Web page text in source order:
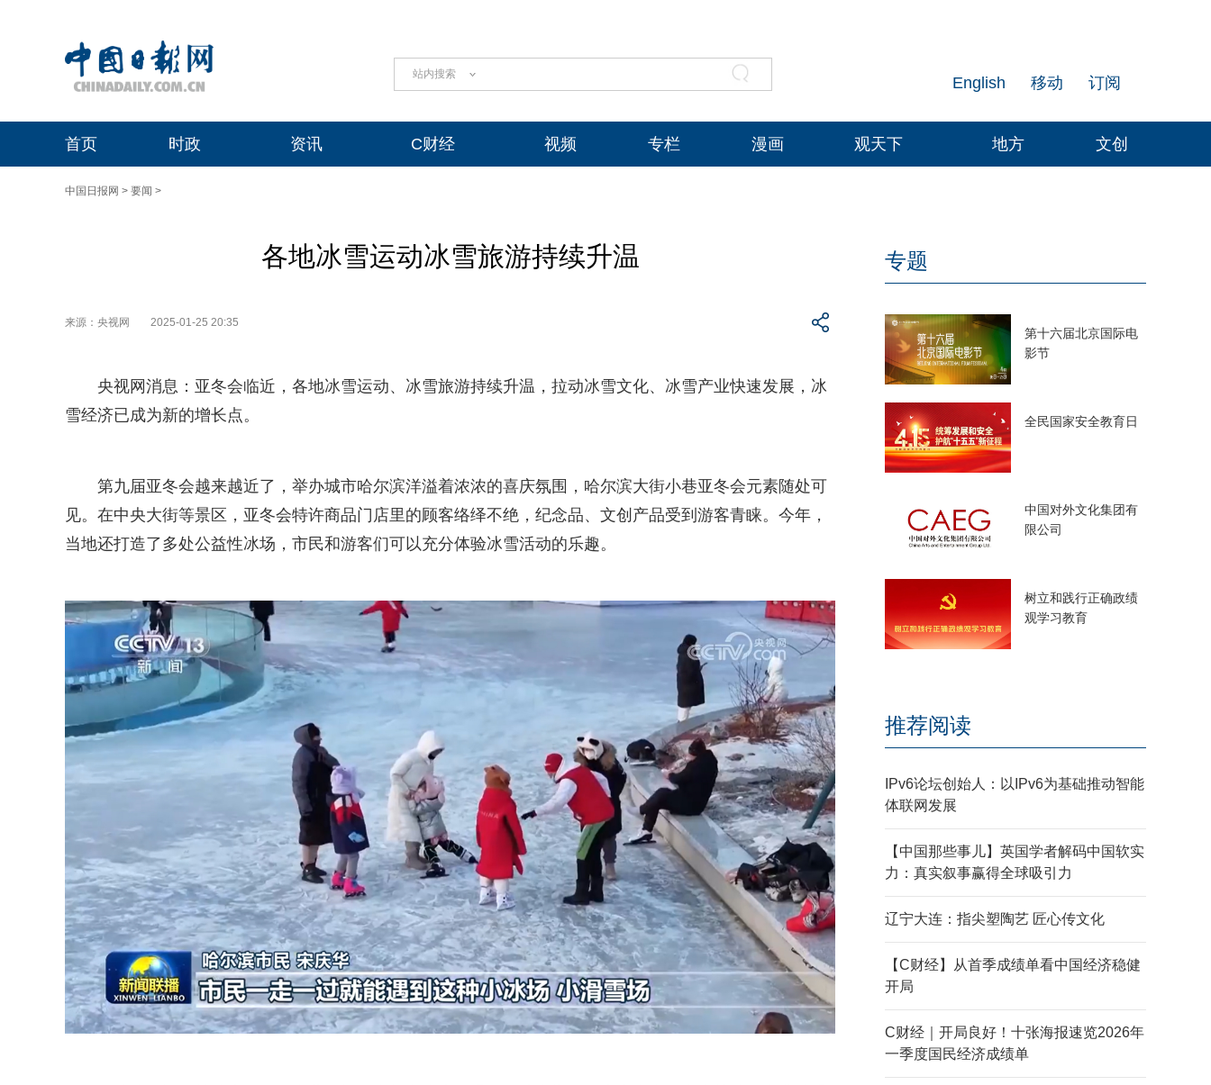
站内搜索 订阅
移动
English
首页 时政 资讯 C财经 视频 专栏 漫画 观天下 地方 文创
中国日报网 > 要闻 >
各地冰雪运动冰雪旅游持续升温
来源：央视网 2025-01-25 20:35
央视网消息：亚冬会临近，各地冰雪运动、冰雪旅游持续升温，拉动冰雪文化、冰雪产业快速发展，冰
雪经济已成为新的增长点。
第九届亚冬会越来越近了，举办城市哈尔滨洋溢着浓浓的喜庆氛围，哈尔滨大街小巷亚冬会元素随处可
见。在中央大街等景区，亚冬会特许商品门店里的顾客络绎不绝，纪念品、文创产品受到游客青睐。今年，
当地还打造了多处公益性冰场，市民和游客们可以充分体验冰雪活动的乐趣。
专题
第十六届北京国际电
影节
全民国家安全教育日
中国对外文化集团有
限公司
树立和践行正确政绩
观学习教育
推荐阅读
IPv6论坛创始人：以IPv6为基础推动智能
体联网发展
【中国那些事儿】英国学者解码中国软实
力：真实叙事赢得全球吸引力
辽宁大连：指尖塑陶艺 匠心传文化
【C财经】从首季成绩单看中国经济稳健
开局
C财经｜开局良好！十张海报速览2026年
一季度国民经济成绩单